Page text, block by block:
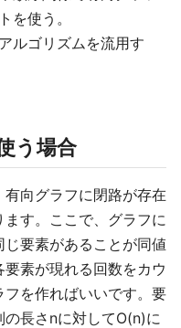
を使う。
ルゴリズムを流用す
う場合
有向グラフに閉路が存在
す。ここで、グラフに
要素があることが同値
素が現れる回数をカウ
を作ればいいです。要
長さnに対してO(n)に